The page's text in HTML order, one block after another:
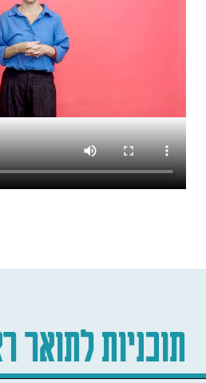
תוכניות לתואר